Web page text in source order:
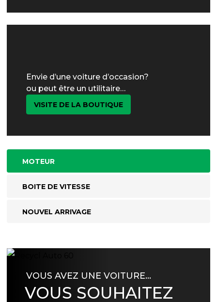
Envie d’une voiture d’occasion?
ou peut être un utilitaire…
VISITE DE LA BOUTIQUE
MOTEUR
BOITE DE VITESSE
NOUVEL ARRIVAGE
VOUS AVEZ UNE VOITURE…
VOUS SOUHAITEZ